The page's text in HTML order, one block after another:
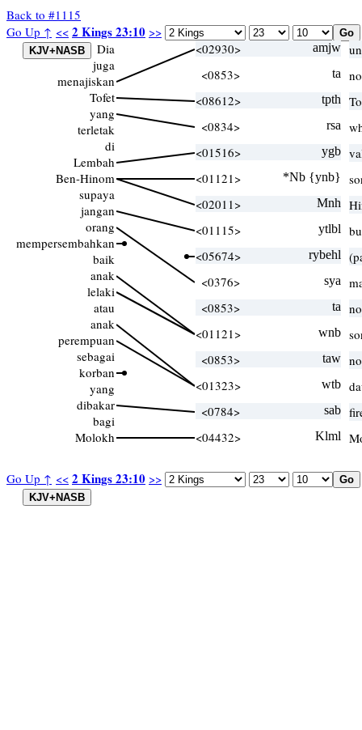
Back to #1115
Go Up ↑ << 2 Kings 23:10 >>
Go Up ↑ << 2 Kings 23:10 >>
Dia
juga
menajiskan
Tofet
yang
terletak
di
Lembah
Ben-Hinom
supaya
jangan
orang
mempersembahkan
baik
anak
lelaki
atau
anak
perempuan
sebagai
korban
yang
dibakar
bagi
Molokh
<02930> amjw
<0853>
ta
<08612>
tpth
<0834>
rsa
<01516>
ygb
<01121>
*Nb {ynb}
<02011>
Mnh
<01115>
ytlbl
<05674>
rybehl
<0376>
sya
<0853>
ta
<01121>
wnb
<0853>
taw
<01323>
wtb
<0784>
sab
<04432>
Klml